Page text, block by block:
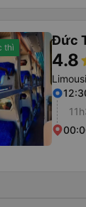
thì Đức
4.8